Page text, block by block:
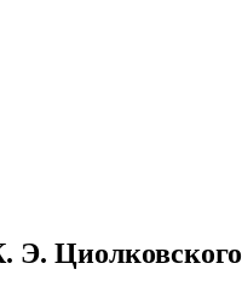
Э. Циолковского